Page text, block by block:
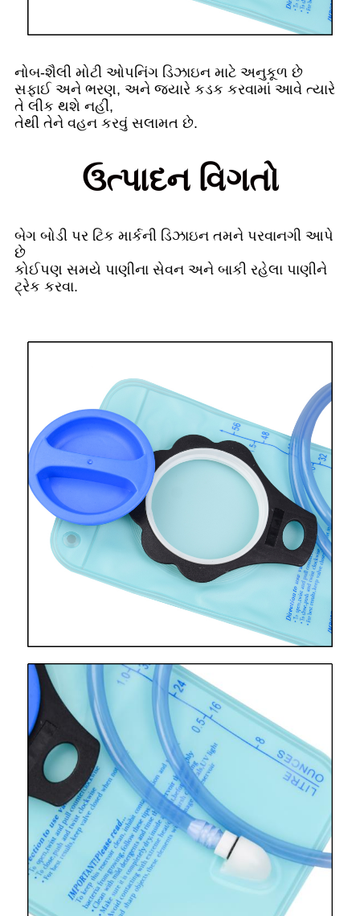
નોબ-શૈલી મોટી ઓપનિંગ ડિઝાઇન માટે અનુકૂળ છે
સફાઈ અને ભરણ, અને જ્યારે કડક કરવામાં આવે ત્યારે
તે લીક થશે નહીં,
તેથી તેને વહન કરવું સલામત છે.
ઉત્પાદન વિગતો
બેગ બોડી પર ટિક માર્કની ડિઝાઇન તમને પરવાનગી આપે
છે
કોઈપણ સમયે પાણીના સેવન અને બાકી રહેલા પાણીને
ટ્રેક કરવા.